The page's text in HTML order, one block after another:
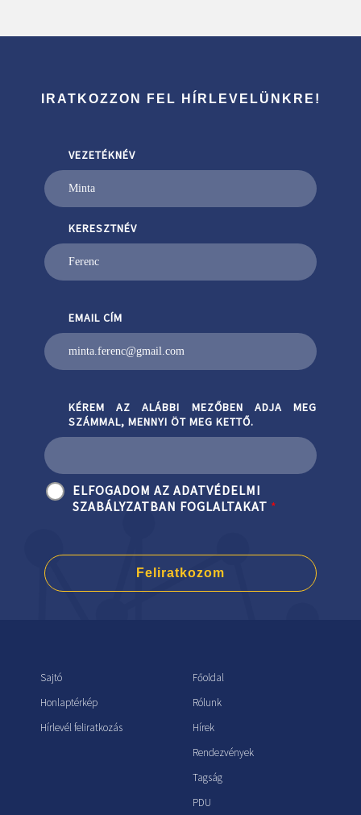
IRATKOZZON FEL HÍRLEVELÜNKRE!
VEZETÉKNÉV
KERESZTNÉV
EMAIL CÍM
KÉREM AZ ALÁBBI MEZŐBEN ADJA MEG
SZÁMMAL, MENNYI ÖT MEG KETTŐ.
ELFOGADOM AZ ADATVÉDELMI
SZABÁLYZATBAN FOGLALTAKAT *
Feliratkozom
Sajtó
Honlaptérkép
Hírlevél feliratkozás
Főoldal
Rólunk
Hírek
Rendezvények
Tagság
PDU